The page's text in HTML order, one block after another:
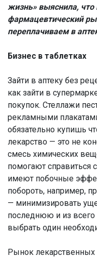
жизнь» выяснила, что
фармацевтический
переплачиваем в
Бизнес в таблетках
Зайти в аптеку без
как зайти в
покупок. Стеллажи
рекламными
обязательно купишь
лекарство — это не
смесь химических
помогают справиться
имеют побочные
побороть, например,
— минимизировать
последнюю и из всего
выбрать один
Рынок лекарственных